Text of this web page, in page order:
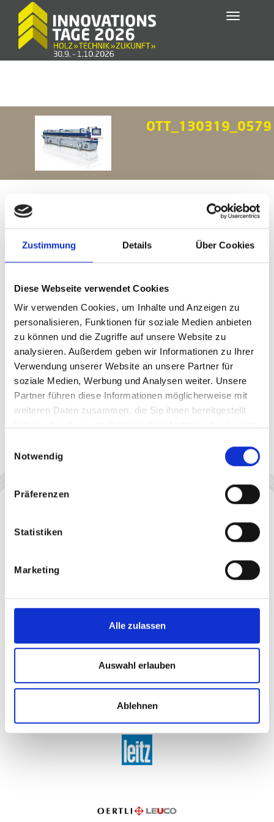
Zustimmung Details Über Cookies
Diese Webseite verwendet Cookies
Wir verwenden Cookies, um Inhalte und Anzeigen zu
personalisieren, Funktionen für soziale Medien anbieten
zu können und die Zugriffe auf unsere Website zu
analysieren. Außerdem geben wir Informationen zu Ihrer
Verwendung unserer Website an unsere Partner für
soziale Medien, Werbung und Analysen weiter. Unsere
Partner führen diese Informationen möglicherweise mit
weiteren Daten zusammen, die Sie ihnen bereitgestellt
Notwendig
Präferenzen
Statistiken
Marketing
Alle zulassen
Auswahl erlauben
Ablehnen
Toggle
OTT_130319_0579